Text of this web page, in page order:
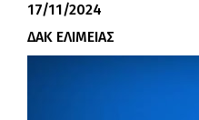
17/11/2024
ΔΑΚ ΕΛΙΜΕΙΑΣ